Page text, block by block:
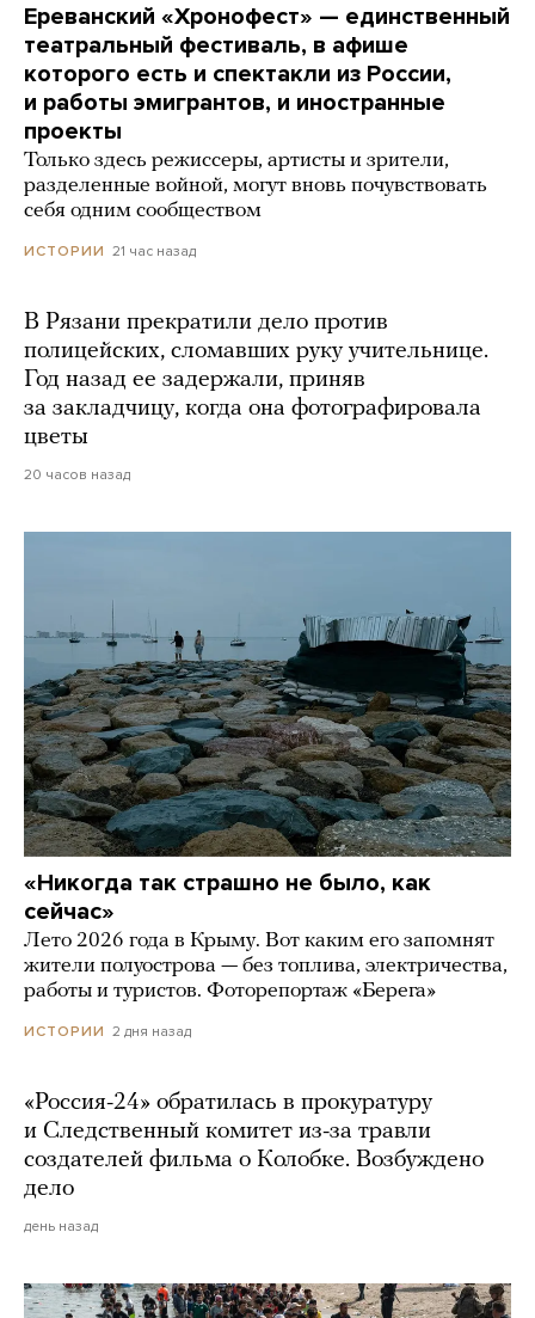
Ереванский «Хронофест» — единственный
театральный фестиваль, в афише
которого есть и спектакли из России,
и работы эмигрантов, и иностранные
проекты
Только здесь режиссеры, артисты и зрители,
разделенные войной, могут вновь почувствовать
себя одним сообществом
ИСТОРИИ 21 час назад
В Рязани прекратили дело против
полицейских, сломавших руку учительнице.
Год назад ее задержали, приняв
за закладчицу, когда она фотографировала
цветы
20 часов назад
«Никогда так страшно не было, как
сейчас»
Лето 2026 года в Крыму. Вот каким его запомнят
жители полуострова — без топлива, электричества,
работы и туристов. Фоторепортаж «Берега»
ИСТОРИИ 2 дня назад
«Россия-24» обратилась в прокуратуру
и Следственный комитет из-за травли
создателей фильма о Колобке. Возбуждено
дело
день назад